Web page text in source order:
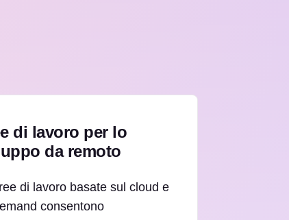
di lavoro per lo
da remoto
di lavoro basate sul cloud e
consentono